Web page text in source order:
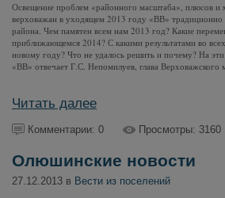
Освещение проблем «районного масштаба», плюсов и
верховажан в уходящем 2013 году «ВВ» традиционно
района. Чем памятен всем нам 2013 год? Какие
приближающемся 2014? С какими результатами во
новому году? Что не удалось решить и почему? На
«ВВ» отвечает Г.С. Непомилуев, глава Верховажского
Читать далее
Комментарии: 0 Просмотры: 3160
Олюшинские новости
27.12.2013 в Вести из поселений